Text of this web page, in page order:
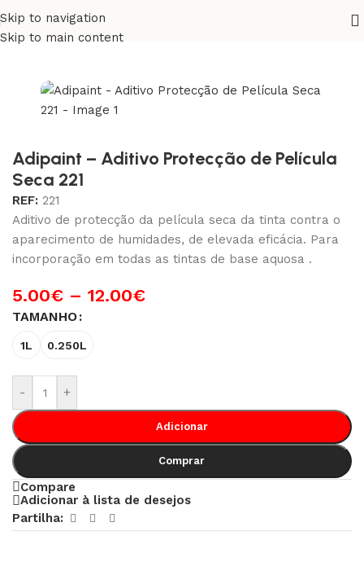
Skip to navigation
Skip to main content
Início /Exterior/Preparação Fachadas e Telhados
Adipaint – Aditivo Protecção de Película
Seca 221
REF: 221
Aditivo de protecção da película seca da tinta contra o
aparecimento de humidades, de elevada eficácia. Para
incorporação em todas as tintas de base aquosa .
5.00€ – 12.00€
TAMANHO
1L 0.250L
- +
Adicionar
Comprar
Compare
Adicionar à lista de desejos
Partilha: